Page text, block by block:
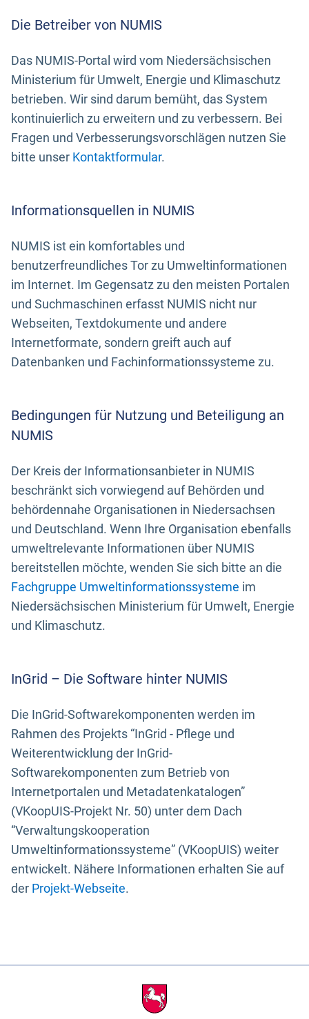
Die Betreiber von NUMIS
Das NUMIS-Portal wird vom Niedersächsischen
Ministerium für Umwelt, Energie und Klimaschutz
betrieben. Wir sind darum bemüht, das System
kontinuierlich zu erweitern und zu verbessern. Bei
Fragen und Verbesserungsvorschlägen nutzen Sie
bitte unser Kontaktformular.
Informationsquellen in NUMIS
NUMIS ist ein komfortables und
benutzerfreundliches Tor zu Umweltinformationen
im Internet. Im Gegensatz zu den meisten Portalen
und Suchmaschinen erfasst NUMIS nicht nur
Webseiten, Textdokumente und andere
Internetformate, sondern greift auch auf
Datenbanken und Fachinformationssysteme zu.
Bedingungen für Nutzung und Beteiligung an
NUMIS
Der Kreis der Informationsanbieter in NUMIS
beschränkt sich vorwiegend auf Behörden und
behördennahe Organisationen in Niedersachsen
und Deutschland. Wenn Ihre Organisation ebenfalls
umweltrelevante Informationen über NUMIS
bereitstellen möchte, wenden Sie sich bitte an die
Fachgruppe Umweltinformationssysteme im
Niedersächsischen Ministerium für Umwelt, Energie
und Klimaschutz.
InGrid – Die Software hinter NUMIS
Die InGrid-Softwarekomponenten werden im
Rahmen des Projekts “InGrid - Pflege und
Weiterentwicklung der InGrid-
Softwarekomponenten zum Betrieb von
Internetportalen und Metadatenkatalogen”
(VKoopUIS-Projekt Nr. 50) unter dem Dach
“Verwaltungskooperation
Umweltinformationssysteme” (VKoopUIS) weiter
entwickelt. Nähere Informationen erhalten Sie auf
der Projekt-Webseite.